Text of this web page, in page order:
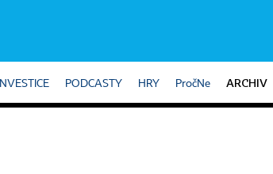
INVESTICE PODCASTY HRY PročNe ARCHIV